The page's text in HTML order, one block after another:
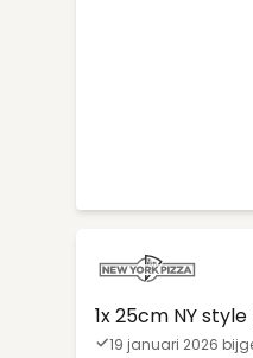
1x 25cm NY
19 januari 2026